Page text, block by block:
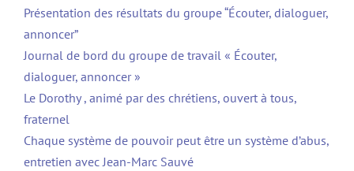
Présentation des résultats du groupe “Écouter, dialoguer,
annoncer”
Journal de bord du groupe de travail « Écouter,
dialoguer, annoncer »
Le Dorothy , animé par des chrétiens, ouvert à tous,
fraternel
Chaque système de pouvoir peut être un système d’abus,
entretien avec Jean-Marc Sauvé